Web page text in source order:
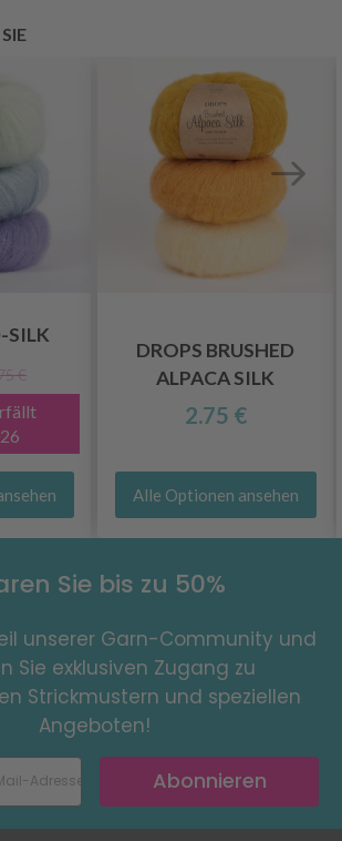
SILK
€
DROPS BRUSHED
ALPACA SILK
2.75 €
Alle Optionen ansehen
Sie bis zu 50%
unserer Garn-Community und
Sie exklusiven Zugang zu
Strickmustern und speziellen
Angeboten!
Abonnieren